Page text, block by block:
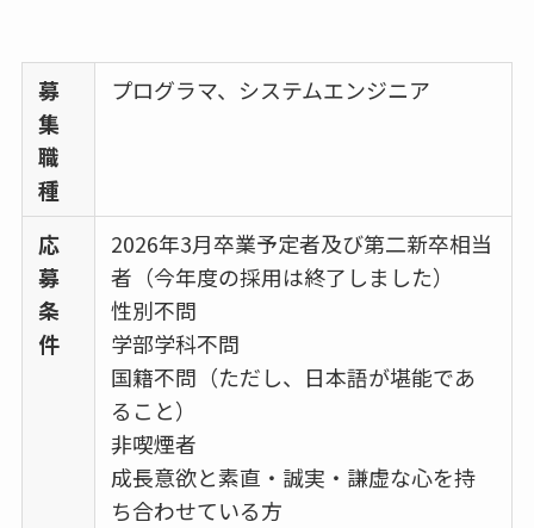
募
集
職
種
プログラマ、システムエンジニア
応
募
条
件
2026年3月卒業予定者及び第二新卒相当
者（今年度の採用は終了しました）
性別不問
学部学科不問
国籍不問（ただし、日本語が堪能であ
ること）
非喫煙者
成長意欲と素直・誠実・謙虚な心を持
ち合わせている方